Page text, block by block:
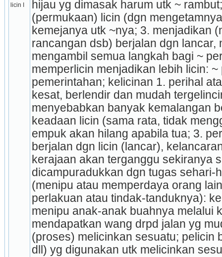
licin I
hijau yg dimasak harum utk ~
(permuka­an) licin (dgn
kemejanya utk ~nya; 3. menjadikan
rancangan dsb) berjalan dgn lancar,
mengambil semua langkah bagi ~
memperlicin menjadikan lebih licin: ~
pemerintahan; kelicinan 1. perihal
kesat, berlendir dan mudah
menyebabkan banyak kemalangan
keadaan licin (sama rata, tidak
empuk akan hilang apabila tua; 3.
berjalan dgn licin (lancar),
kerajaan akan terganggu sekiranya
dicampuradukkan dgn tugas sehari-
(menipu atau memperdaya orang
perlakuan atau tindak­-tanduknya):
menipu anak-anak buahnya melalui
mendapatkan wang drpd jalan yg
(proses) melicinkan sesuatu; pelicin
dll) yg diguna­kan utk melicinkan